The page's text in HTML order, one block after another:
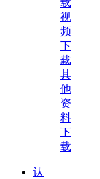
载
视
频
下
载
其
他
资
料
下
载
认